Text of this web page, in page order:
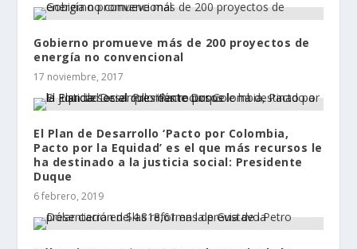
Gobierno promueve más de 200 proyectos de
energía no convencional
17 noviembre, 2017
El Plan de Desarrollo ‘Pacto por Colombia,
Pacto por la Equidad’ es el que más recursos le
ha destinado a la justicia social: Presidente
Duque
6 febrero, 2019